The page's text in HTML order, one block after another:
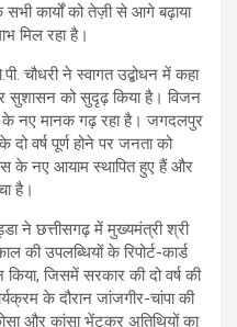
कार्यों को तेज़ी से आगे बढ़ाया
मिल रहा है।
चौधरी ने स्वागत उद्बोधन में कहा
सुशासन को सुदृढ़ किया है। विजन
के नए मानक गढ़ रहा है। जगदलपुर
वर्ष पूर्ण होने पर जनता को
के नए आयाम स्थापित हुए हैं और
है।
ने छत्तीसगढ़ में मुख्यमंत्री श्री
की उपलब्धियों के रिपोर्ट-कार्ड
जिसमें सरकार की दो वर्ष की
के दौरान जांजगीर-चांपा की
और कांसा भेंटकर अतिथियों का